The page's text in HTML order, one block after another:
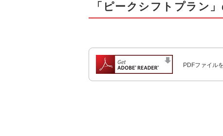
「ピークシフトプラン
PDFファイル